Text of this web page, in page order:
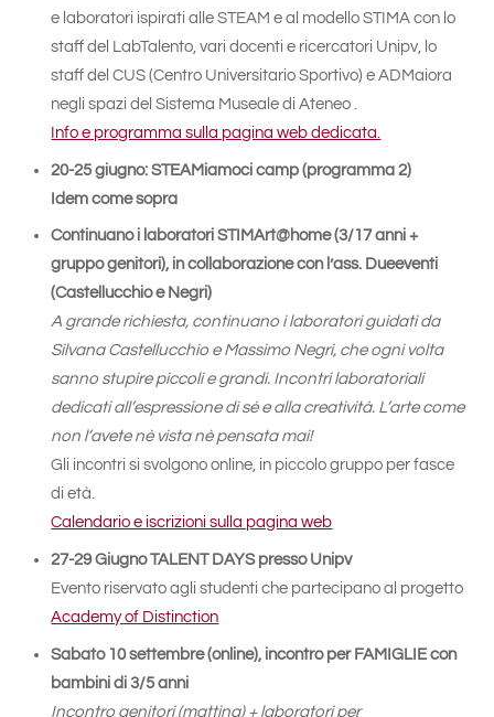
e laboratori ispirati alle STEAM e al modello STIMA con lo
staff del LabTalento, vari docenti e ricercatori Unipv, lo
staff del CUS (Centro Universitario Sportivo) e ADMaiora
negli spazi del Sistema Museale di Ateneo .
Info e programma sulla pagina web dedicata.
20-25 giugno: STEAMiamoci camp (programma 2)
Idem come sopra
Continuano i laboratori STIMArt@home (3/17 anni +
gruppo genitori), in collaborazione con l’ass. Dueeventi
(Castellucchio e Negri)
A grande richiesta, continuano i laboratori guidati da
Silvana Castellucchio e Massimo Negri, che ogni volta
sanno stupire piccoli e grandi. Incontri laboratoriali
dedicati all’espressione di sé e alla creatività. L’arte come
non l’avete nè vista nè pensata mai!
Gli incontri si svolgono online, in piccolo gruppo per fasce
di età.
Calendario e iscrizioni sulla pagina web
27-29 Giugno TALENT DAYS presso Unipv
Evento riservato agli studenti che partecipano al progetto
Academy of Distinction
Sabato 10 settembre (online), incontro per FAMIGLIE con
bambini di 3/5 anni
Incontro genitori (mattina) + laboratori per